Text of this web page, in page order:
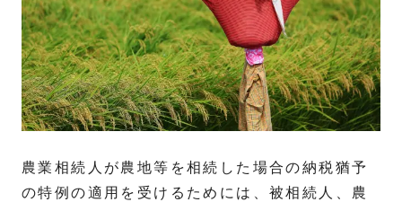
農業相続人が農地等を相続した場合の納税猶予
の特例の適用を受けるためには、被相続人、農